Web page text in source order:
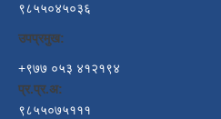
९८५५०४५०३६
उपप्रमुख:
+९७७ ०५३ ४१२१९४
प्र.प्र.अ:
९८५५०७५१११